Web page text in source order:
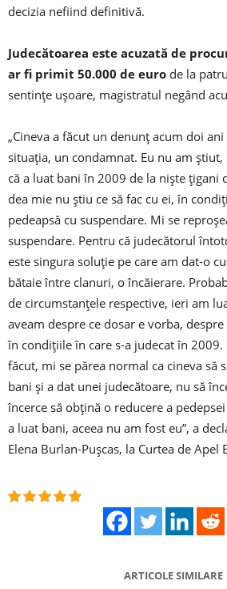
decizia nefiind definitivă.
Judecătoarea este acuzată de
ar fi primit 50.000 de euro de la
sentinţe uşoare, magistratul negând
„Cineva a făcut un denunţ acum doi ani
situaţia, un condamnat. Eu nu am
că a luat bani în 2009 de la nişte ţigani
dea mie nu ştiu ce să fac cu ei, în
pedeapsă cu suspendare. Mi se
suspendare. Pentru că judecătorul
este singura soluţie pe care am dat-o
bătaie între clanuri, o încăierare.
de circumstanţele respective, ieri am
aveam despre ce dosar e vorba,
în condiţiile în care s-a judecat în 2009.
făcut, mi se părea normal ca cineva să
bani şi a dat unei judecătoare, nu să
încerce să obţină o reducere a
a luat bani, aceea nu am fost eu”, a
Elena Burlan-Puşcas, la Curtea de Apel
ARTICOLE SIMILARE